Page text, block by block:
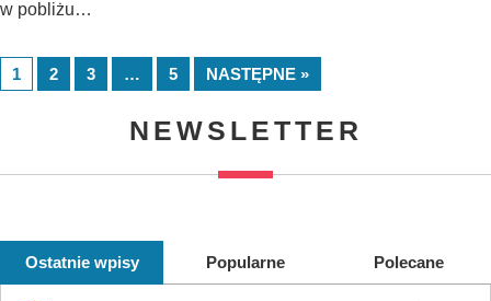
w pobliżu…
1 2 3 … 5 NASTĘPNE »
NEWSLETTER
Ostatnie wpisy Popularne Polecane